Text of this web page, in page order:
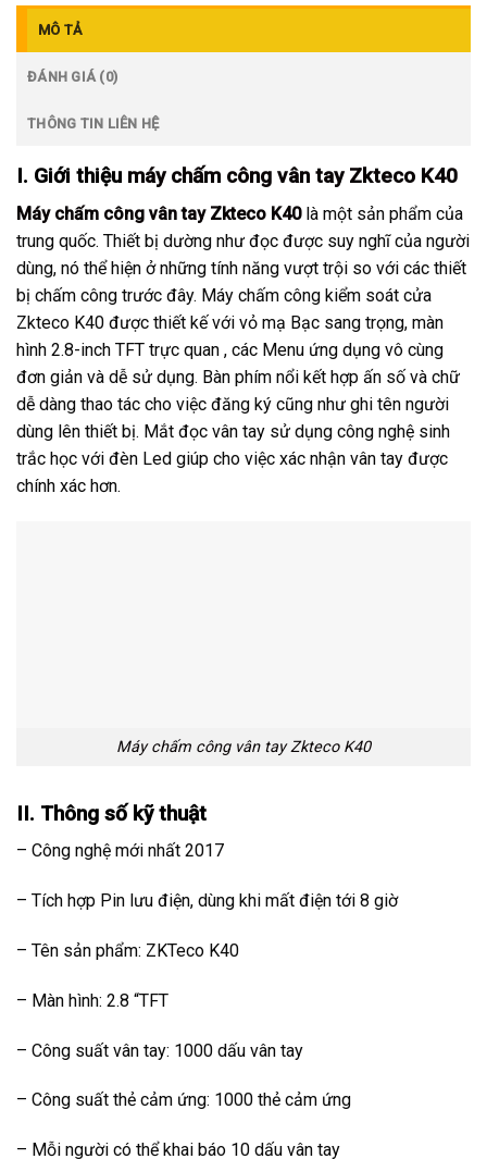
MÔ TẢ
ĐÁNH GIÁ (0)
THÔNG TIN LIÊN HỆ
I. Giới thiệu máy chấm công vân tay Zkteco K40
Máy chấm công vân tay Zkteco K40là một sản phẩm của
trung quốc. Thiết bị dường như đọc được suy nghĩ của người
dùng, nó thể hiện ở những tính năng vượt trội so với các thiết
bị chấm công trước đây. Máy chấm công kiểm soát cửa
Zkteco K40 được thiết kế với vỏ mạ Bạc sang trọng, màn
hình 2.8-inch TFT trực quan , các Menu ứng dụng vô cùng
đơn giản và dễ sử dụng. Bàn phím nổi kết hợp ấn số và chữ
dễ dàng thao tác cho việc đăng ký cũng như ghi tên người
dùng lên thiết bị. Mắt đọc vân tay sử dụng công nghệ sinh
trắc học với đèn Led giúp cho việc xác nhận vân tay được
chính xác hơn.
Máy chấm công vân tay Zkteco K40
II. Thông số kỹ thuật
– Công nghệ mới nhất 2017
– Tích hợp Pin lưu điện, dùng khi mất điện tới 8 giờ
– Tên sản phẩm: ZKTeco K40
– Màn hình: 2.8 “TFT
– Công suất vân tay: 1000 dấu vân tay
– Công suất thẻ cảm ứng: 1000 thẻ cảm ứng
– Mỗi người có thể khai báo 10 dấu vân tay